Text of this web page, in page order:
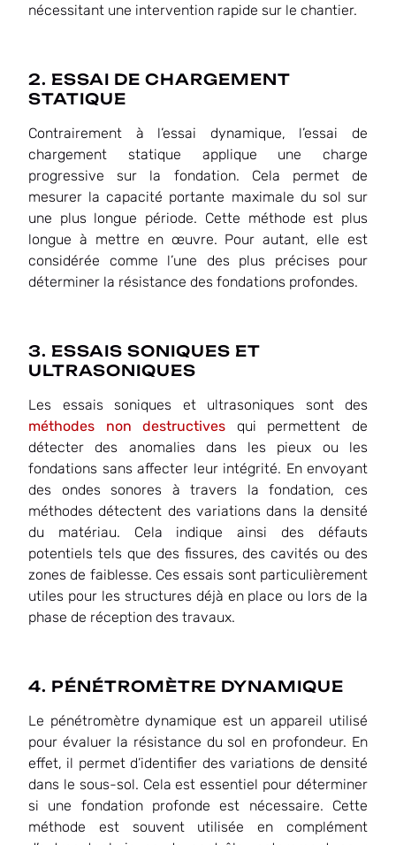
nécessitant une intervention rapide sur le chantier.
2. ESSAI DE CHARGEMENT
STATIQUE
Contrairement à l’essai dynamique, l’essai de
chargement statique applique une charge
progressive sur la fondation. Cela permet de
mesurer la capacité portante maximale du sol sur
une plus longue période. Cette méthode est plus
longue à mettre en œuvre. Pour autant, elle est
considérée comme l’une des plus précises pour
déterminer la résistance des fondations profondes.
3. ESSAIS SONIQUES ET
ULTRASONIQUES
Les essais soniques et ultrasoniques sont des
méthodes non destructives qui permettent de
détecter des anomalies dans les pieux ou les
fondations sans affecter leur intégrité. En envoyant
des ondes sonores à travers la fondation, ces
méthodes détectent des variations dans la densité
du matériau. Cela indique ainsi des défauts
potentiels tels que des fissures, des cavités ou des
zones de faiblesse. Ces essais sont particulièrement
utiles pour les structures déjà en place ou lors de la
phase de réception des travaux.
4. PÉNÉTROMÈTRE DYNAMIQUE
Le pénétromètre dynamique est un appareil utilisé
pour évaluer la résistance du sol en profondeur. En
effet, il permet d’identifier des variations de densité
dans le sous-sol. Cela est essentiel pour déterminer
si une fondation profonde est nécessaire. Cette
méthode est souvent utilisée en complément